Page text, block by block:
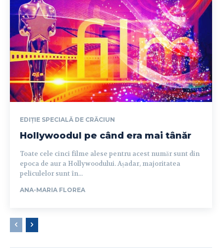
EDIȚIE SPECIALĂ DE CRĂCIUN
Hollywoodul pe când era mai tânăr
Toate cele cinci filme alese pentru acest număr sunt din
epoca de aur a Hollywoodului. Așadar, majoritatea
peliculelor sunt în...
ANA-MARIA FLOREA